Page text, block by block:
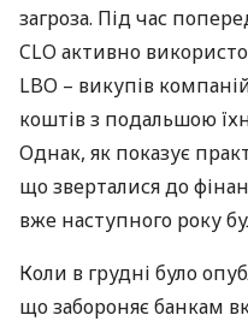
загроза. Під час
CLO активно
LBO – викупів
коштів з подальшою
Однак, як показує
що зверталися до
вже наступного року
Коли в грудні було
що забороняє банкам